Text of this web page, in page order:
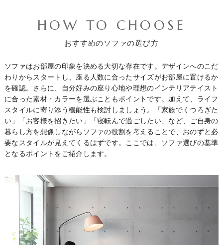
HOW TO CHOOSE
おすすめのソファの選び方
ソファはお部屋の印象を決める大切な存在です。デザインへのこだ
わりからスタートし、座る人数に合ったサイズがお部屋に置けるか
を確認。さらに、自分好みの座り心地や理想のインテリアテイスト
に合った素材・カラーを選ぶこともポイントです。加えて、ライフ
スタイルに寄り添う機能性も検討しましょう。「家族でくつろぎた
い」「お客様を招きたい」「寝転んで過ごしたい」など、ご自身の
暮らし方を想像しながらソファの役割を考えることで、おのずと必
要なスタイルが見えてくるはずです。ここでは、ソファ選びの基準
となるポイントをご紹介します。